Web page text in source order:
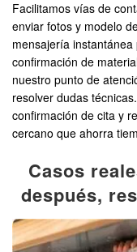
Facilitamos vías de
enviar fotos y modelo
mensajería
confirmación de
nuestro punto de
resolver dudas
confirmación de cita y
cercano que ahorra
Casos
después,